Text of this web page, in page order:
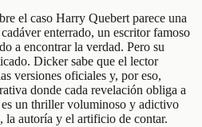
el caso Harry Quebert parece una
enterrado, un escritor famoso
a encontrar la verdad. Pero su
Dicker sabe que el lector
versiones oficiales y, por eso,
donde cada revelación obliga a
un thriller voluminoso y adictivo
la autoría y el artificio de contar.